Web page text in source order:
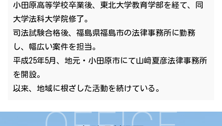
小田原高等学校卒業後、東北大学教育学部を経て、同
大学法科大学院修了。
司法試験合格後、福島県福島市の法律事務所に勤務
し、幅広い案件を担当。
平成25年5月、地元・小田原市にて山﨑夏彦法律事務所
を開設。
以来、地域に根ざした活動を続けている。